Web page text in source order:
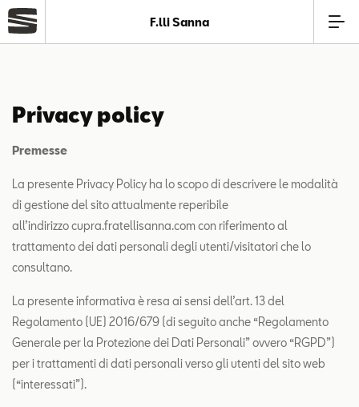
Modelli
Service
Business
SEAT Usato Certificato
Contatti
F.lli Sanna
Privacy policy
Premesse
La presente Privacy Policy ha lo scopo di descrivere le modalità
di gestione del sito attualmente reperibile
all’indirizzo cupra.fratellisanna.com con riferimento al
trattamento dei dati personali degli utenti/visitatori che lo
consultano.
La presente informativa è resa ai sensi dell’art. 13 del
Regolamento (UE) 2016/679 (di seguito anche “Regolamento
Generale per la Protezione dei Dati Personali” ovvero “RGPD”)
per i trattamenti di dati personali verso gli utenti del sito web
(“interessati”).